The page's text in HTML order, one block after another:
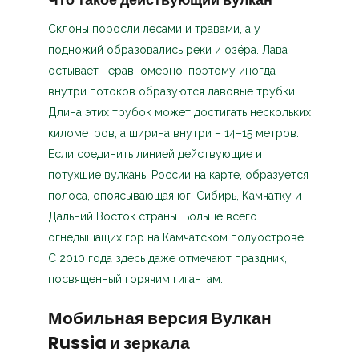
Склоны поросли лесами и травами, а у
подножий образовались реки и озёра. Лава
остывает неравномерно, поэтому иногда
внутри потоков образуются лавовые трубки.
Длина этих трубок может достигать нескольких
километров, а ширина внутри – 14–15 метров.
Если соединить линией действующие и
потухшие вулканы России на карте, образуется
полоса, опоясывающая юг, Сибирь, Камчатку и
Дальний Восток страны. Больше всего
огнедышащих гор на Камчатском полуострове.
С 2010 года здесь даже отмечают праздник,
посвященный горячим гигантам.
Мобильная версия Вулкан
Russia и зеркала